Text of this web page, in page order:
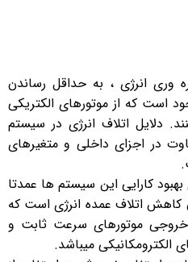
وری انرژی ، به حداقل رساندن
است که از موتورهای الکتریکی
دلایل اتلاف انرژی در سیستم
در اجزای داخلی و متغیرهای
کارایی این سیستم ها عمدتا
اتلاف عمده انرژی است که
موتورهای سرعت ثابت و
الکترومکانیکی میباشد.